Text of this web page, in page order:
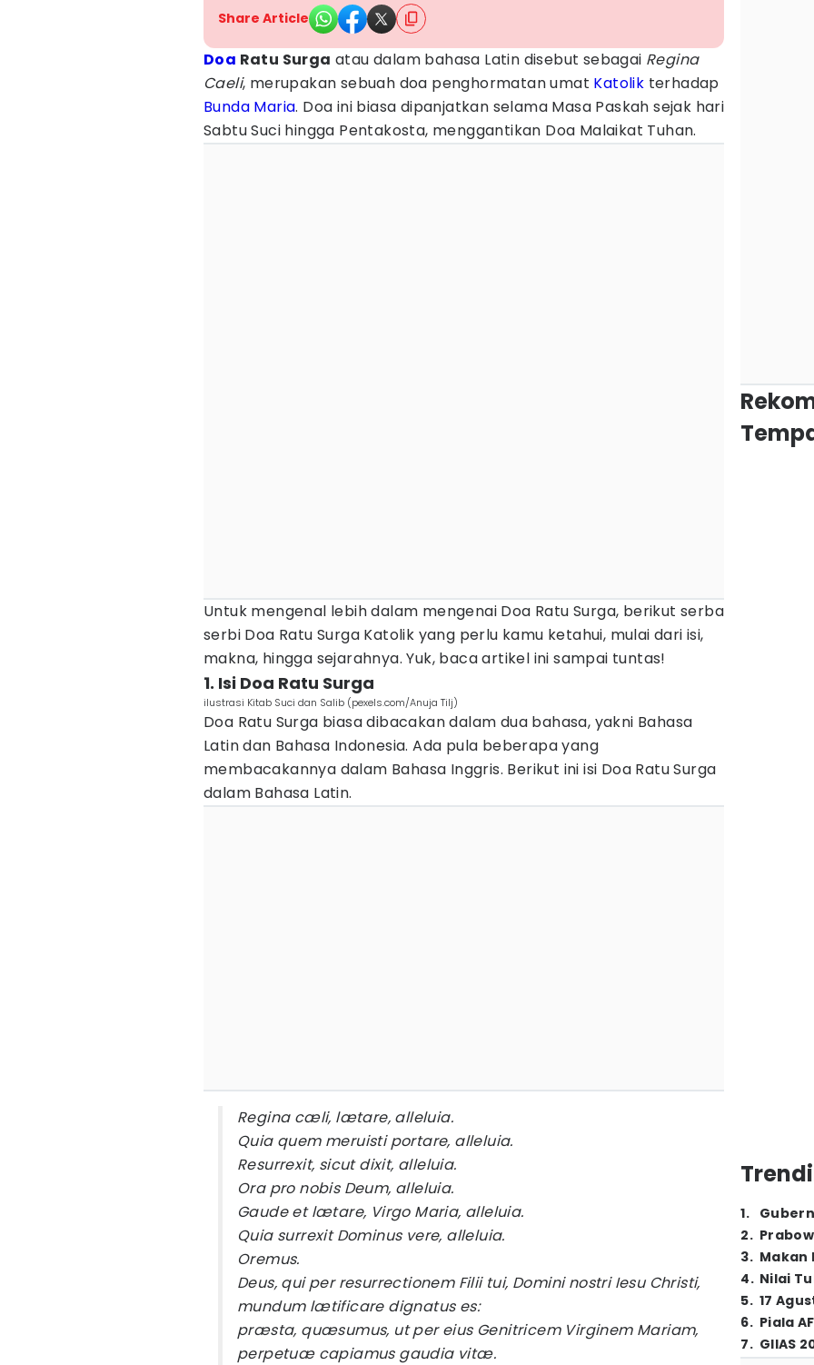
Share Article
Doa Ratu Surga atau dalam bahasa Latin disebut sebagai Regina
Caeli, merupakan sebuah doa penghormatan umat Katolik terhadap
Bunda Maria. Doa ini biasa dipanjatkan selama Masa Paskah sejak hari
Sabtu Suci hingga Pentakosta, menggantikan Doa Malaikat Tuhan.
Untuk mengenal lebih dalam mengenai Doa Ratu Surga, berikut serba
serbi Doa Ratu Surga Katolik yang perlu kamu ketahui, mulai dari isi,
makna, hingga sejarahnya. Yuk, baca artikel ini sampai tuntas!
1. Isi Doa Ratu Surga
ilustrasi Kitab Suci dan Salib (pexels.com/Anuja Tilj)
Doa Ratu Surga biasa dibacakan dalam dua bahasa, yakni Bahasa
Latin dan Bahasa Indonesia. Ada pula beberapa yang
membacakannya dalam Bahasa Inggris. Berikut ini isi Doa Ratu Surga
dalam Bahasa Latin.
Regina cæli, lætare, alleluia.
Quia quem meruisti portare, alleluia.
Resurrexit, sicut dixit, alleluia.
Ora pro nobis Deum, alleluia.
Gaude et lætare, Virgo Maria, alleluia.
Quia surrexit Dominus vere, alleluia.
Oremus.
Deus, qui per resurrectionem Filii tui, Domini nostri Iesu Christi,
mundum lætificare dignatus es:
præsta, quæsumus, ut per eius Genitricem Virginem Mariam,
perpetuæ capiamus gaudia vitæ.
1.
2.
3. Makan
4. Nilai
5. 17
6. Piala
7. GIIAS